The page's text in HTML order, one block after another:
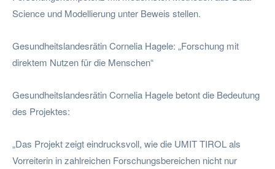
Science und Modellierung unter Beweis stellen.
Gesundheitslandesrätin Cornelia Hagele: „Forschung mit
direktem Nutzen für die Menschen“
Gesundheitslandesrätin Cornelia Hagele betont die Bedeutung
des Projektes:
„Das Projekt zeigt eindrucksvoll, wie die UMIT TIROL als
Vorreiterin in zahlreichen Forschungsbereichen nicht nur